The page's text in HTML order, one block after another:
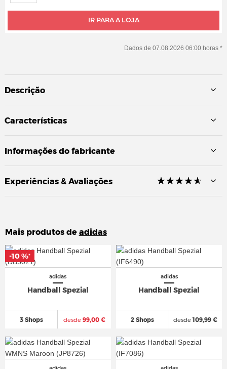
IR PARA A LOJA
Dados de 07.08.2026 06:00 horas *
Descrição
Características
Informações do fabricante
Experiências & Avaliações ☆☆☆☆☆
★★★★★
Mais produtos de adidas
adidas
Handball Spezial
3 Shops desde99,00 €
-10 %*
-10 %*
adidas
Handball Spezial
2 Shops desde109,99 €